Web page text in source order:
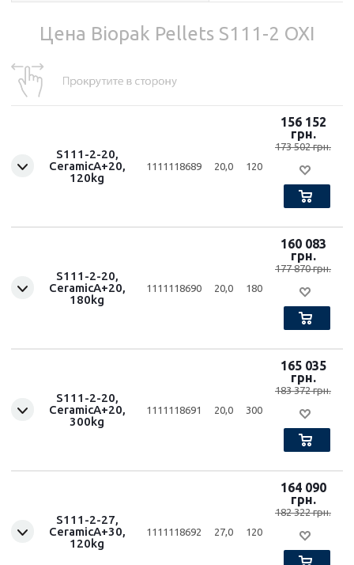
Цена Biopak Pellets S111-2 OXI
S111-2-20,
CeramicA+20,
120kg
1111118689 20,0 120
156 152
грн.
173 502 грн.
S111-2-20,
CeramicA+20,
180kg
1111118690 20,0 180
160 083
грн.
177 870 грн.
S111-2-20,
CeramicA+20,
300kg
1111118691 20,0 300
165 035
грн.
183 372 грн.
S111-2-27,
CeramicA+30,
120kg
1111118692 27,0 120
164 090
грн.
182 322 грн.